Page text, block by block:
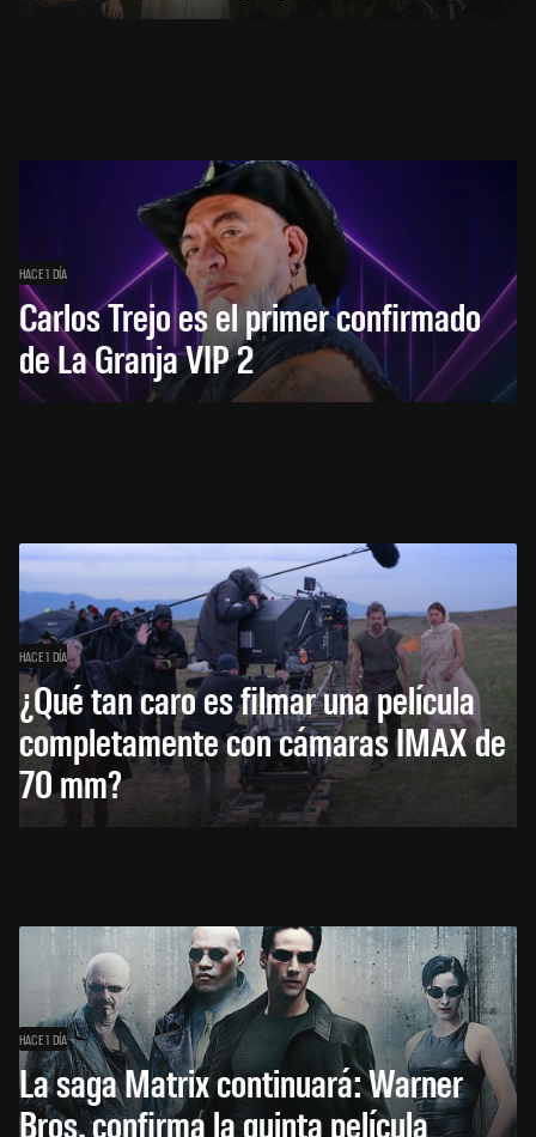
HACE 1 DÍA
Carlos Trejo es el primer confirmado
de La Granja VIP 2
HACE 1 DÍA
¿Qué tan caro es filmar una película
completamente con cámaras IMAX de
70 mm?
HACE 1 DÍA
La saga Matrix continuará: Warner
Bros. confirma la quinta película